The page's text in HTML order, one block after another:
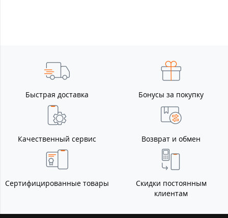
Быстрая доставка Бонусы за покупку
Качественный сервис Возврат и обмен
Сертифицированные товары
Скидки постоянным
клиентам